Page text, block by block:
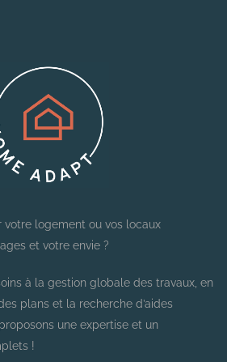
votre logement ou vos locaux
et votre envie ?
à la gestion globale des travaux, en
plans et la recherche d’aides
une expertise et un
!